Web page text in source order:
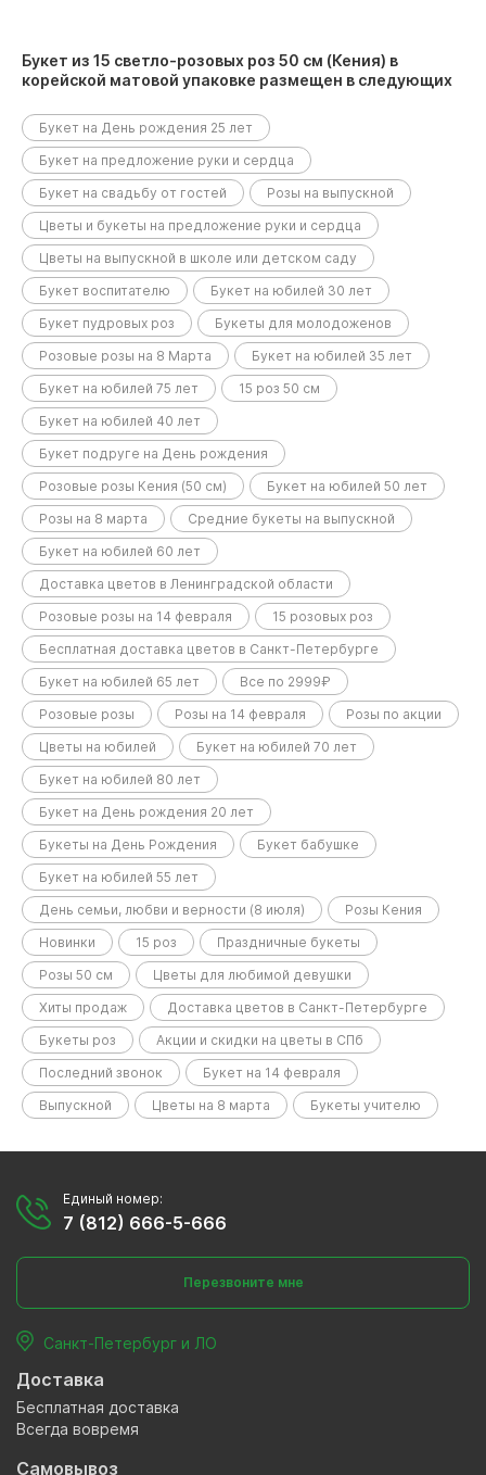
Букет из 15 светло-розовых роз 50 см (Кения) в
корейской матовой упаковке размещен в следующих
Букет на День рождения 25 лет
Букет на предложение руки и сердца
Букет на свадьбу от гостей
Розы на выпускной
Цветы и букеты на предложение руки и сердца
Цветы на выпускной в школе или детском саду
Букет воспитателю
Букет на юбилей 30 лет
Букет пудровых роз
Букеты для молодоженов
Розовые розы на 8 Марта
Букет на юбилей 35 лет
Букет на юбилей 75 лет
15 роз 50 см
Букет на юбилей 40 лет
Букет подруге на День рождения
Розовые розы Кения (50 см)
Букет на юбилей 50 лет
Розы на 8 марта
Средние букеты на выпускной
Букет на юбилей 60 лет
Доставка цветов в Ленинградской области
Розовые розы на 14 февраля
15 розовых роз
Бесплатная доставка цветов в Санкт-Петербурге
Букет на юбилей 65 лет
Все по 2999₽
Розовые розы
Розы на 14 февраля
Розы по акции
Цветы на юбилей
Букет на юбилей 70 лет
Букет на юбилей 80 лет
Букет на День рождения 20 лет
Букеты на День Рождения
Букет бабушке
Букет на юбилей 55 лет
День семьи, любви и верности (8 июля)
Розы Кения
Новинки
15 роз
Праздничные букеты
Розы 50 см
Цветы для любимой девушки
Хиты продаж
Доставка цветов в Санкт-Петербурге
Букеты роз
Акции и скидки на цветы в СПб
Последний звонок
Букет на 14 февраля
Выпускной
Цветы на 8 марта Букеты учителю
Единый номер:
7 (812) 666-5-666
Перезвоните мне
Санкт-Петербург и ЛО
Доставка
Бесплатная доставка
Всегда вовремя
Самовывоз